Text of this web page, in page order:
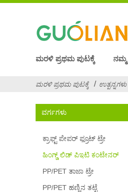
ಮರಳಿ ಪ್ರಥಮ ಪುಟಕ್ಕೆ ನಮ್ಮ
ಮರಳಿ ಪ್ರಥಮ ಪುಟಕ್ಕೆ ಉತ್ಪನ್ನಗಳು
ವರ್ಗಗಳು
ಕ್ರಾಫ್ಟ್ ಪೇಪರ್ ಫ್ರೂಟ್ ಟ್ರೇ
ಹಿಂಗ್ಡ್ ಲಿಡ್ ಪಿಇಟಿ ಕಂಟೇನರ್
PP/PET ತಾಜಾ ಟ್ರೇ
PP/PET ಹಣ್ಣಿನ ತಟ್ಟೆ